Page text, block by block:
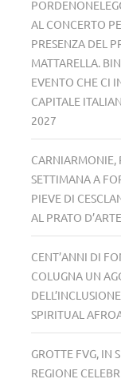
AL CONCERTO
PRESENZA DEL
MATTARELLA.
EVENTO CHE CI
CAPITALE
2027
CARNIARMONIE,
SETTIMANA A
PIEVE DI
AL PRATO
CENT’ANNI DI
COLUGNA UN
SPIRITUAL
GROTTE FVG, IN
REGIONE